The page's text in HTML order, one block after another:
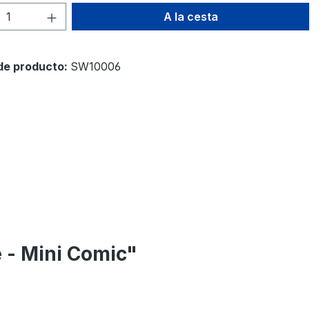
del producto: introduce la cantidad
A la cesta
producto: SW10006
- Mini Comic"